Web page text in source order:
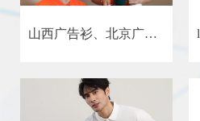
山西广告衫、北京广告衫定做，定做广告衫，来恩凯娅广告衫厂